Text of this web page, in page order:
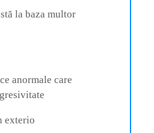
la baza multor
anormale care
exterio